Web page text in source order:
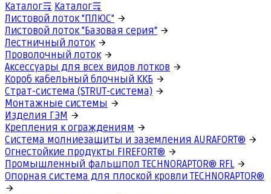
Каталог
Каталог
Листовой лоток "ПЛЮС"
Листовой лоток "Базовая серия"
Лестничный лоток
Проволочный лоток
Аксессуары для всех видов лотков
Короб кабельный блочный ККБ
Страт-система (STRUT-система)
Монтажные системы
Изделия ГЭМ
Крепления к ограждениям
Система молниезащиты и заземления AURAFORT®
Огнестойкие продукты FIREFORT®
Промышленный фальшпол TECHNORAPTOR® RFL
Опорная система для плоской кровли TECHNORAPTOR®